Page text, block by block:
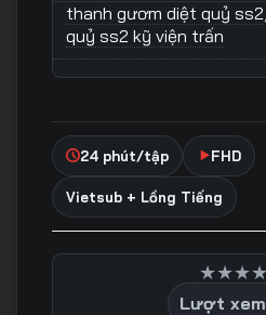
thanh gươm diệt quỷ ss2
quỷ ss2 kỹ viện trấn
24 phút/tập FHD
Vietsub + Lồng Tiếng
★★★★
Lượt